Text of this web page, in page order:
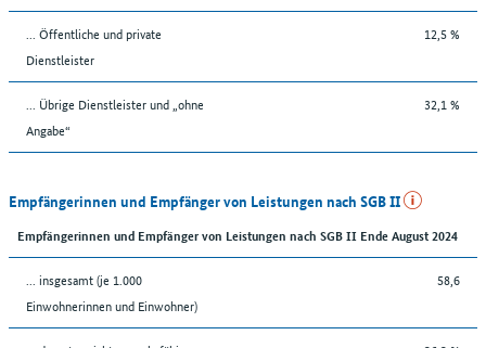
... Öffentliche und private
Dienstleister
12,5 %
... Übrige Dienstleister und „ohne
Angabe“
32,1 %
Empfängerinnen und Empfänger von Leistungen nach SGB II
Empfängerinnen und Empfänger von Leistungen nach SGB II Ende August 2024
... insgesamt (je 1.000
Einwohnerinnen und Einwohner)
58,6